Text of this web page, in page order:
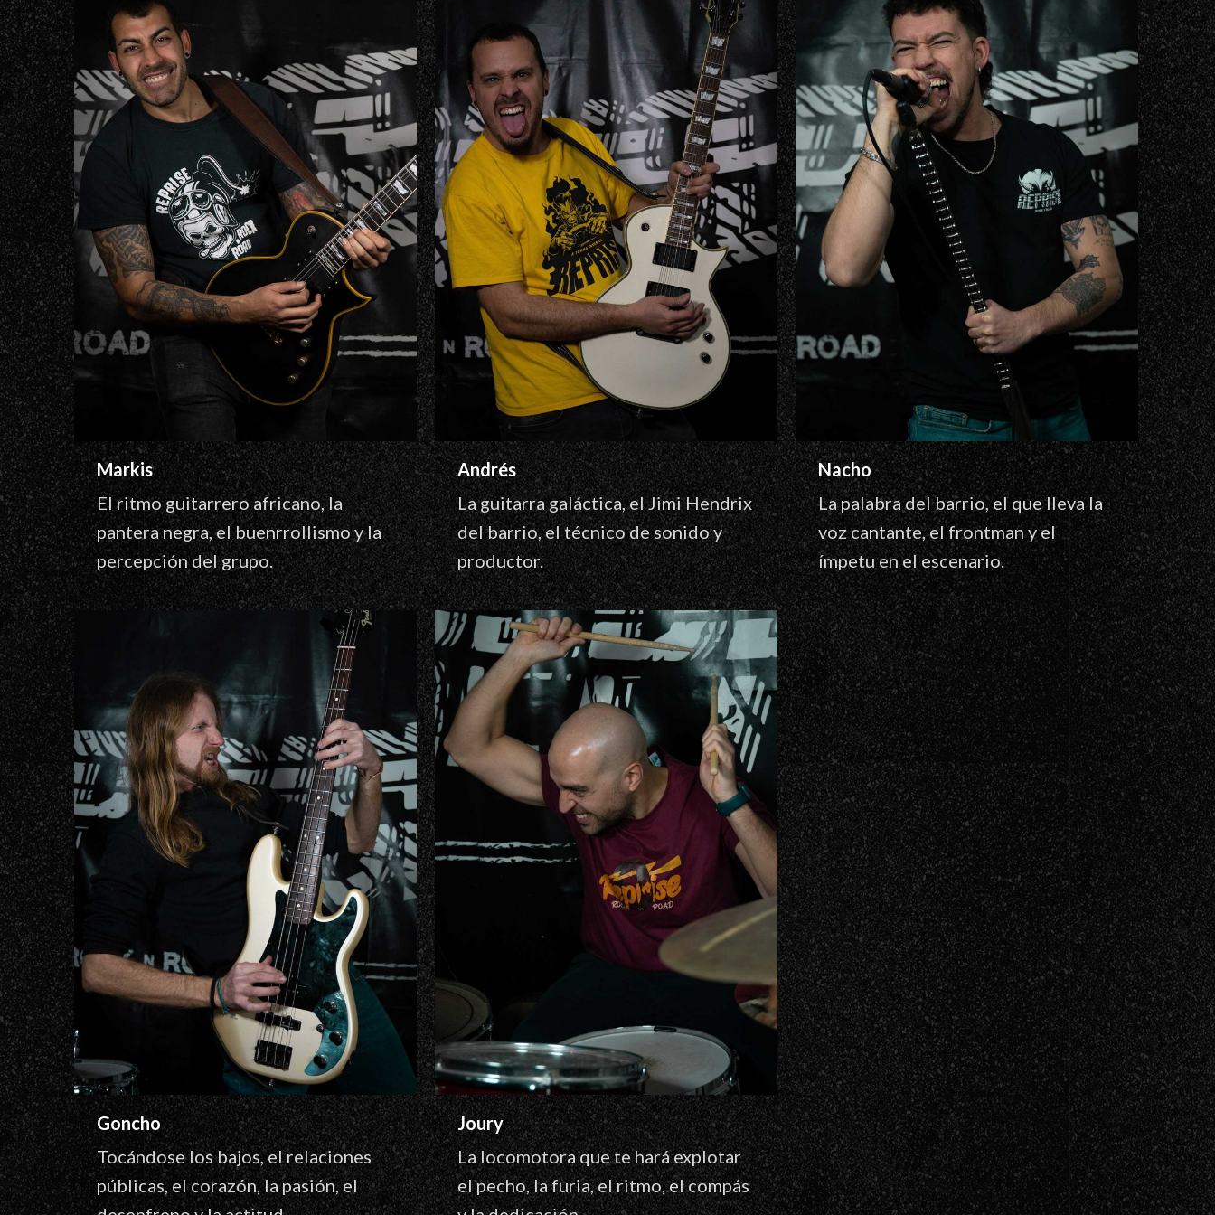
Markis
El ritmo guitarrero africano, la
pantera negra, el buenrrollismo y la
percepción del grupo.
Andrés
La guitarra galáctica, el Jimi Hendrix
del barrio, el técnico de sonido y
productor.
Nacho
La palabra del barrio, el que lleva la
voz cantante, el frontman y el
ímpetu en el escenario.
Goncho
Tocándose los bajos, el relaciones
públicas, el corazón, la pasión, el
Joury
La locomotora que te hará explotar
el pecho, la furia, el ritmo, el compás